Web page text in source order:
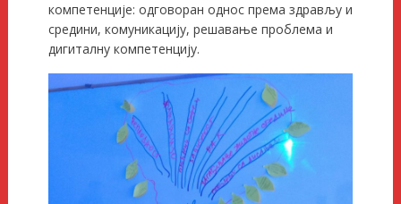
компетенције: одговоран однос према здрављу и
средини, комуникацију, решавање проблема и
дигиталну компетенцију.